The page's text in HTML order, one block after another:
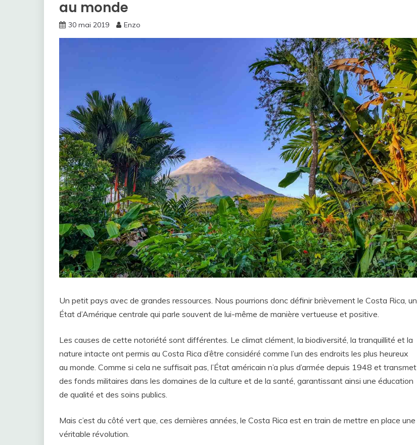
au monde
30 mai 2019 Enzo
Un petit pays avec de grandes ressources. Nous pourrions donc définir brièvement le Costa Rica, un
État d’Amérique centrale qui parle souvent de lui-même de manière vertueuse et positive.
Les causes de cette notoriété sont différentes. Le climat clément, la biodiversité, la tranquillité et la
nature intacte ont permis au Costa Rica d’être considéré comme l’un des endroits les plus heureux
au monde. Comme si cela ne suffisait pas, l’État américain n’a plus d’armée depuis 1948 et transmet
des fonds militaires dans les domaines de la culture et de la santé, garantissant ainsi une éducation
de qualité et des soins publics.
Mais c’est du côté vert que, ces dernières années, le Costa Rica est en train de mettre en place une
véritable révolution.